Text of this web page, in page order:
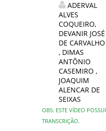
ADERVAL
ALVES
COQUEIRO,
DEVANIR JOSÉ
DE CARVALHO
, DIMAS
ANTÔNIO
CASEMIRO,
JOAQUIM
ALENCAR DE
SEIXAS
OBS: ESTE VÍDEO POSSUI
TRANSCRIÇÃO.